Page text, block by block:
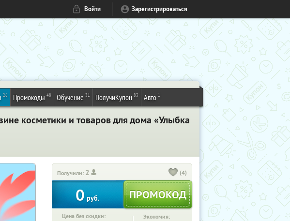
Войти Зарегистрироваться
26 Промокоды 48 Обучение 31 ПолучиКупон 83 Авто 1
косметики и товаров для дома «Улыбка
Получили: 2 (4)
0 руб.
Цена без скидки: Экономия: